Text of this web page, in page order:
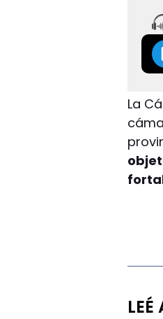
La
LEÉ